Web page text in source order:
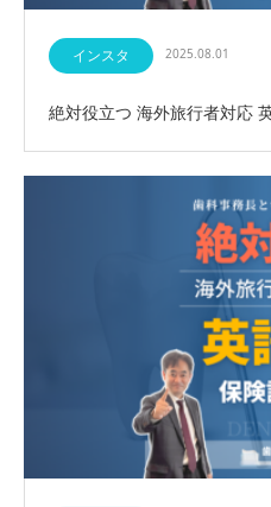
インスタ 2025.08.01
絶対役立つ 海外旅行者対応